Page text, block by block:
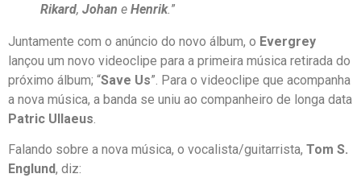
Rikard, Johan e Henrik. ”
Juntamente com o anúncio do novo álbum, o Evergrey
lançou um novo videoclipe para a primeira música retirada do
próximo álbum; “Save Us”. Para o videoclipe que acompanha
a nova música, a banda se uniu ao companheiro de longa data
Patric Ullaeus
Falando sobre a nova música, o vocalista/guitarrista, Tom S.
Englund, diz: